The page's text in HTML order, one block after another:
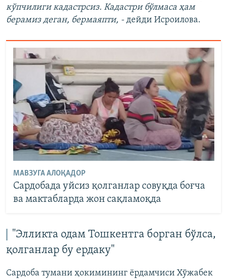
кўпчилиги кадастрсиз. Кадастри бўлмаса ҳам
берамиз деган, бермаяпти, - дейди Исроилова.
МАВЗУГА АЛОҚАДОР
Сардобада уйсиз қолганлар совуқда боғча
ва мактабларда жон сақламоқда
"Элликта одам Тошкентга борган бўлса,
қолганлар бу ердаку"
Сардоба тумани ҳокимининг ёрдамчиси Хўжабек